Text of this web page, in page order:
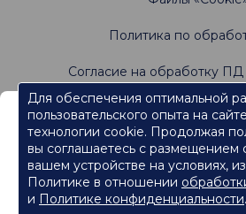
Политика по
Согласие на обработку
Не является офертой. Имеются
Проконсультируйтесь со
Информация, содержащаяся
сайте, предназначена для
сферы здравоохранения.
Нажмите кнопку "Продолжить", чтобы
являетесь работником сферы
Для обеспечения оптимальной
пользовательского опыта на
технологии cookie. Продолжая
вы соглашаетесь с размещением
вашем устройстве на условиях,
Политике в отношении
и Политике конфиденциальности.